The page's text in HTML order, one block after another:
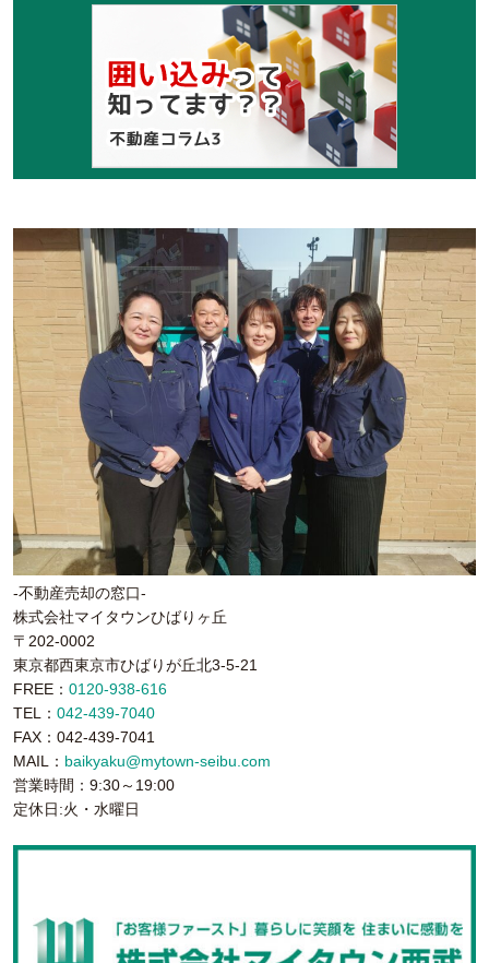
-不動産売却の窓口-
株式会社マイタウンひばりヶ丘
〒202-0002
東京都西東京市ひばりが丘北3-5-21
FREE： 0120-938-616
TEL： 042-439-7040
FAX：042-439-7041
MAIL： baikyaku@mytown-seibu.com
営業時間：9:30～19:00
定休日:火・水曜日